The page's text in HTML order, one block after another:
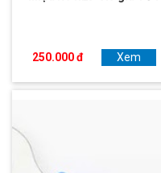
250.000 đ Xem